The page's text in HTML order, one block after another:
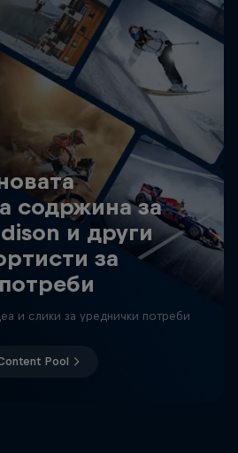
содржина за
и други
за
и слики за уреднички потреби
Pool